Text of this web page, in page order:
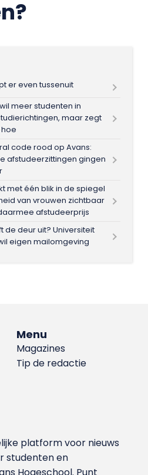
er even tussenuit
meer studenten in
maar zegt
code rood op Avans:
afstudeerzittingen gingen
met één blik in de spiegel
van vrouwen zichtbaar
afstudeerprijs
de deur uit? Universiteit
eigen mailomgeving
Menu
Magazines
Tip de redactie
platform voor nieuws
studenten en
Hoge­school. Punt